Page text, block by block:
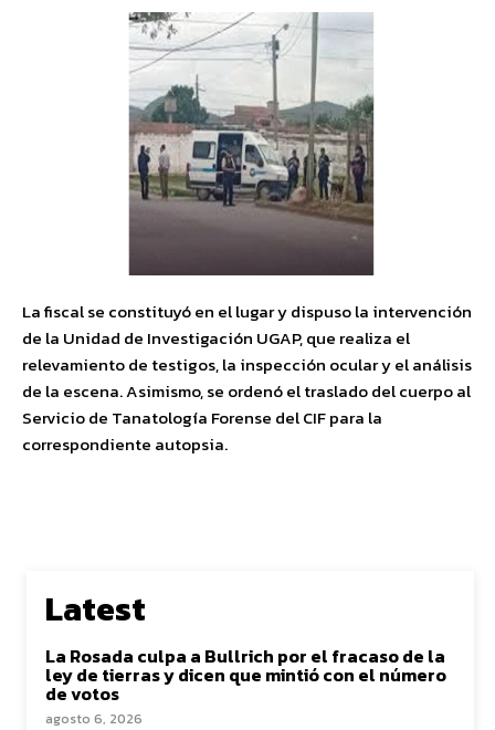
La fiscal se constituyó en el lugar y dispuso la intervención
de la Unidad de Investigación UGAP, que realiza el
relevamiento de testigos, la inspección ocular y el análisis
de la escena. Asimismo, se ordenó el traslado del cuerpo al
Servicio de Tanatología Forense del CIF para la
correspondiente autopsia.
Latest
La Rosada culpa a Bullrich por el fracaso de la
ley de tierras y dicen que mintió con el número
de votos
agosto 6, 2026